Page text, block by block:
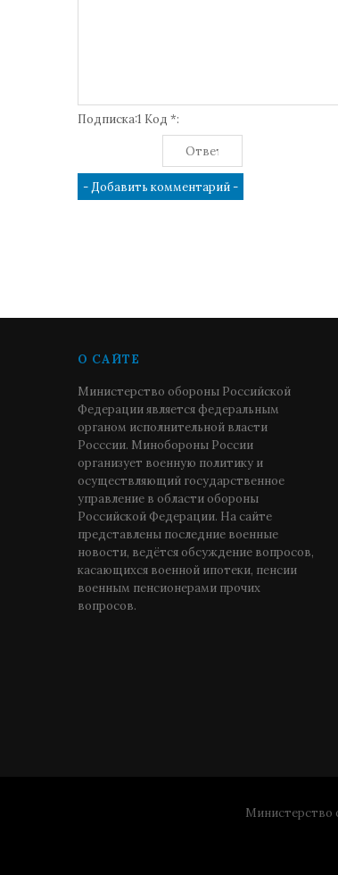
Подписка:1 Код *:
О САЙТЕ
Министерство обороны Российской
Федерации является федеральным
органом исполнительной власти
Росссии. Минобороны России
организует военную политику и
осуществляющий государственное
управление в области обороны
Российской Федерации. На сайте
представлены последние военные
новости, ведётся обсуждение вопросов,
касающихся военной ипотеки, пенсии
военным пенсионерами прочих
вопросов.
Министерство